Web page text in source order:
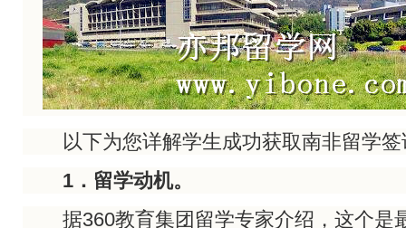
以下为您详解学生成功获取南非留学签
1．留学动机。
据360教育集团留学专家介绍，这个是